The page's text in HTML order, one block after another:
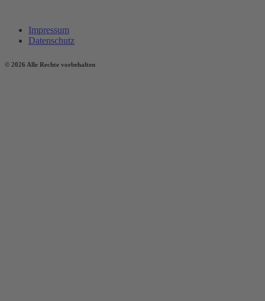
Impressum
Datenschutz
© 2026 Alle Rechte vorbehalten